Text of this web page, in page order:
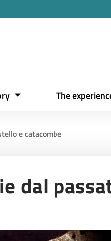
The
e catacombe
dal